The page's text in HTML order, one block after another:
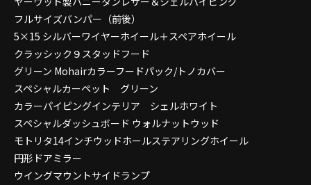
フルサイズバンパー（前後）
5×15 シルバーワイヤーホイール＋スペアホイール
クラッシック９スタッドフード
グリーン Mohairカラーフードパック/トノカバー
スペシャルカーペット グリーン
カラーパイピングインテリア シェルホワイト
スペシャルダッシュボード ウォルナットウッド
モトリタ14インチウッドホールステアリングホイール
円形ドアミラー
ウイングマウントサイドランプ